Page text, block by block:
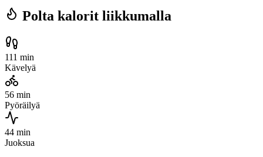
Polta kalorit liikkumalla
111 min
Kävelyä
56 min
Pyöräilyä
44 min
Juoksua